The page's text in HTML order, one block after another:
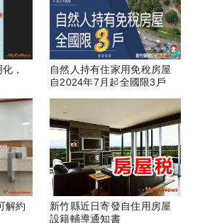
，
自然人持有住家用免稅房屋
自2024年7月起全國限3戶
解約
新竹縣近日寄發自住用房屋
設籍輔導通知書